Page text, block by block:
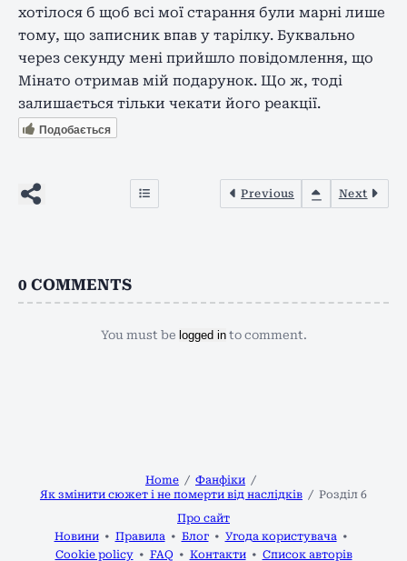
хотілося б щоб всі мої старання були марні лише
тому, що записник впав у тарілку. Буквально
через секунду мені прийшло повідомлення, що
Мінато отримав мій подарунок. Що ж, тоді
залишається тільки чекати його реакції.
Подобається
Previous Next
0 COMMENTS
You must be logged into comment.
Home
Фанфіки
Як змінити сюжет і не померти від наслідків
Розділ 6
Про сайт
Новини
Правила Блог
Угода користувача
Cookie policy
FAQ Контакти Список авторів